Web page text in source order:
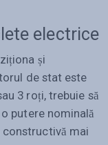
electrice
și
de stat este
3 roți, trebuie să
putere nominală
constructivă mai